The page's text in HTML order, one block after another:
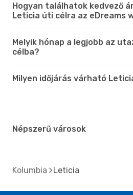
Hogyan találhatok kedvező
Leticia úti célra az eDreams
Melyik hónap a legjobb az
célba?
Milyen időjárás várható
Népszerű városok
Kolumbia Leticia